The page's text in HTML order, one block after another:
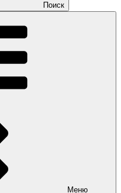
Поиск
Меню